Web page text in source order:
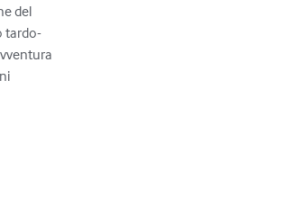
del
tardo-